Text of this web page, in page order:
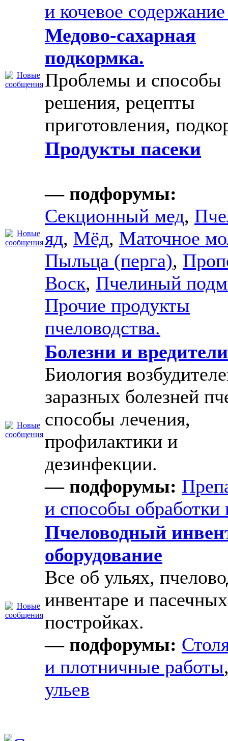
и кочевое
Медово-сахарная
подкормка.
Проблемы и способы
решения, рецепты
приготовления,
Продукты пасеки
— подфорумы:
Секционный мед,
яд, Мёд, Маточное
Пыльца (перга),
Воск, Пчелиный
Прочие продукты
пчеловодства.
Болезни и
Биология
заразных болезней
способы лечения,
профилактики и
дезинфекции.
— подфорумы:
и способы обработки
Пчеловодный
оборудование
Все об ульях,
инвентаре и пасечных
постройках.
— подфорумы:
и плотничные работы
ульев